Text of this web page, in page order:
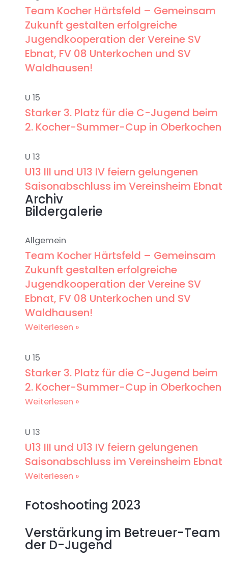
Team Kocher Härtsfeld – Gemeinsam
Zukunft gestalten erfolgreiche
Jugendkooperation der Vereine SV
Ebnat, FV 08 Unterkochen und SV
Waldhausen!
U 15
Starker 3. Platz für die C-Jugend beim
2. Kocher-Summer-Cup in Oberkochen
U 13
U13 III und U13 IV feiern gelungenen
Saisonabschluss im Vereinsheim Ebnat
Archiv
Bildergalerie
Allgemein
Team Kocher Härtsfeld – Gemeinsam
Zukunft gestalten erfolgreiche
Jugendkooperation der Vereine SV
Ebnat, FV 08 Unterkochen und SV
Waldhausen!
Weiterlesen »
U 15
Starker 3. Platz für die C-Jugend beim
2. Kocher-Summer-Cup in Oberkochen
Weiterlesen »
U 13
U13 III und U13 IV feiern gelungenen
Saisonabschluss im Vereinsheim Ebnat
Weiterlesen »
Fotoshooting 2023
Verstärkung im Betreuer-Team
der D-Jugend